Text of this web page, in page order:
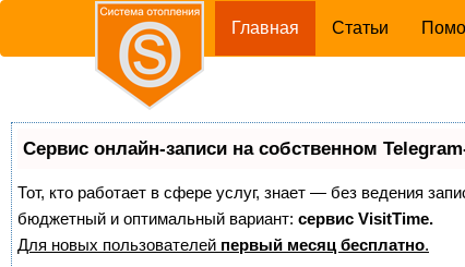
Главная (current)
Статьи
Сервис онлайн-записи на собственном
Тот, кто работает в сфере услуг, знает — без ведения
бюджетный и оптимальный вариант: сервис VisitTime.
Для новых пользователей первый месяц бесплатно.